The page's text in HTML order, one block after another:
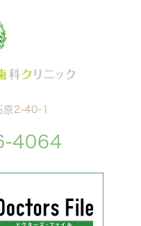
原2-40-1
4064